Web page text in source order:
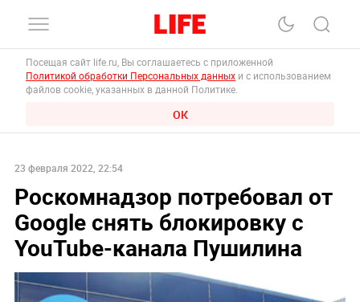
Посещая сайт life.ru, Вы соглашаетесь с приложенной
Политикой обработки Персональных данных и с использованием
файлов cookie, указанных в данной Политике.
ОК
23 февраля 2022, 22:54
Роскомнадзор потребовал от
Google снять блокировку с
YouTube-канала Пушилина